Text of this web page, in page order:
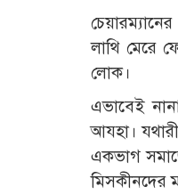
লাথি মেরে
লোক।
এভাবেই
আযহা।
একভাগ
মিসকীনদের